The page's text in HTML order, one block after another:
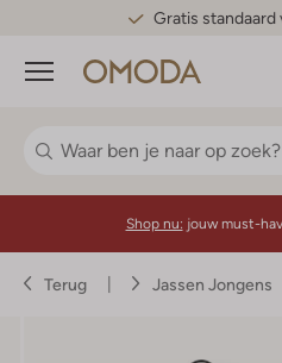
Gratis
Menu
Shop nu: jouw must-
Terug Jassen Jongens